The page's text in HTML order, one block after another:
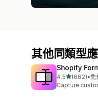
其他同類型
Shopify
4.5滿分 5 顆星
(662)
共有 662 則評
•免
Capture